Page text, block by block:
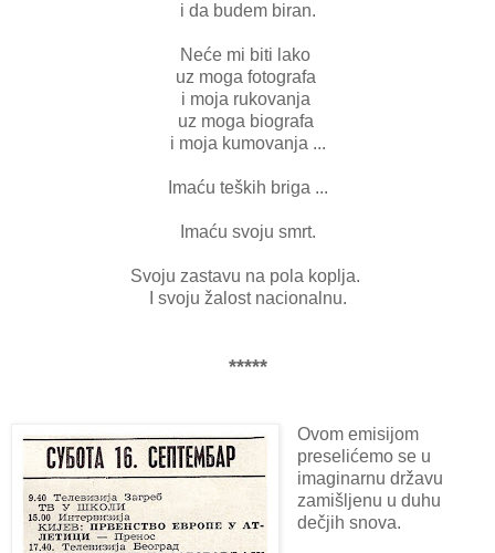
i da budem biran.
Neće mi biti lako
uz moga fotografa
i moja rukovanja
uz moga biografa
i moja kumovanja ...
Imaću teških briga ...
Imaću svoju smrt.
Svoju zastavu na pola koplja.
I svoju žalost nacionalnu.
*****
Ovom emisijom
preselićemo se u
imaginarnu državu
zamišljenu u duhu
dečjih snova.